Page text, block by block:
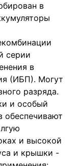
в
серии
в
(ИБП). Могут
разряда.
и особый
обеспечивают
и высокой
и крышки -